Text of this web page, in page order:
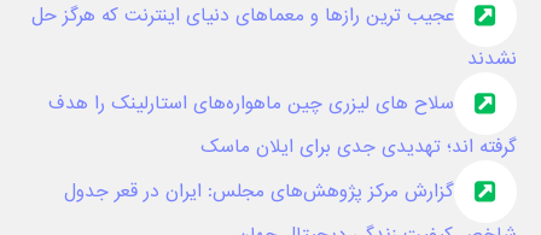
عجیب ترین رازها و معماهای دنیای اینترنت که هرگز حل
نشدند
سلاح های لیزری چین ماهواره‌های استارلینک را هدف
گرفته اند؛ تهدیدی جدی برای ایلان ماسک
گزارش مرکز پژوهش‌های مجلس: ایران در قعر جدول